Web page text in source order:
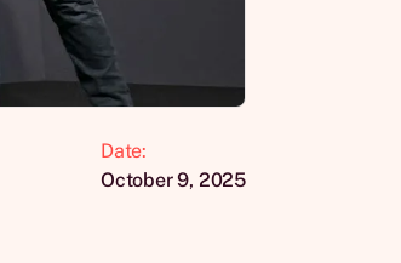
Date:
October 9, 2025